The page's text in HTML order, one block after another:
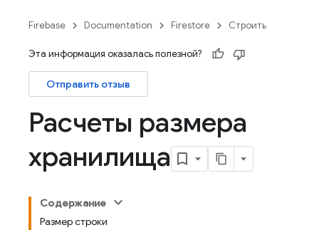
Firebase Documentation Firestore Строить
Эта информация оказалась полезной?
Отправить отзыв
Расчеты размера
хранилища
Содержание
Размер строки